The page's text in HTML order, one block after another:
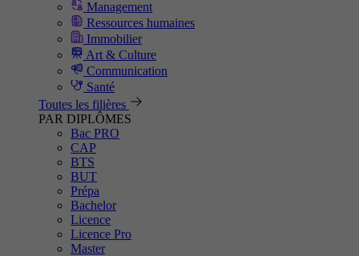
Management
Ressources humaines
Immobilier
Art & Culture
Communication
Santé
Toutes les filières
PAR DIPLÔMES
Bac PRO
CAP
BTS
BUT
Prépa
Bachelor
Licence
Licence Pro
Master